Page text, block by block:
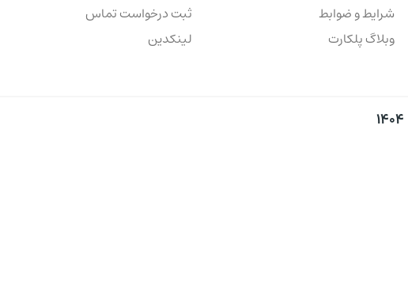
شرایط و ضوابط
وبلاگ پلکارت
ثبت درخواست تماس
لینکدین